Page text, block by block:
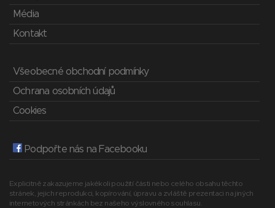
Média
Kontakt
Všeobecné obchodní podmínky
Ochrana osobních údajů
Cookies
Podpořte nás na Facebooku
Explicitně zakazujeme jakékoli použití části nebo celého obsahu těchto
stránek, jejich reprodukci, kopírování, úpravu a zvláště prezentaci na jiných
internetových stránkách bez našeho výslovného souhlasu.